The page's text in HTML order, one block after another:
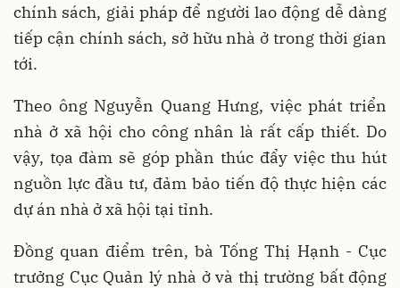
chính sách, giải pháp để người lao động dễ dàng
tiếp cận chính sách, sở hữu nhà ở trong thời gian
tới.
Theo ông Nguyễn Quang Hưng, việc phát triển
nhà ở xã hội cho công nhân là rất cấp thiết. Do
vậy, tọa đàm sẽ góp phần thúc đẩy việc thu hút
nguồn lực đầu tư, đảm bảo tiến độ thực hiện các
dự án nhà ở xã hội tại tỉnh.
Đồng quan điểm trên, bà Tống Thị Hạnh - Cục
trưởng Cục Quản lý nhà ở và thị trường bất động